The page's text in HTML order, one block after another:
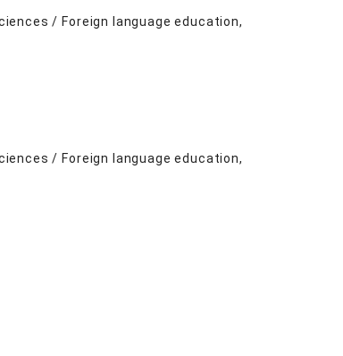
/ Foreign language education,
/ Foreign language education,